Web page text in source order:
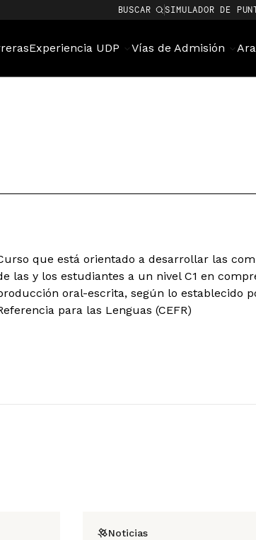
BUSCAR SIMULADOR DE
Experiencia UDP Vías de Admisión
que está orientado a desarrollar las
las y los estudiantes a un nivel C1 en
oral-escrita, según lo establecido
para las Lenguas (CEFR)
Noticias